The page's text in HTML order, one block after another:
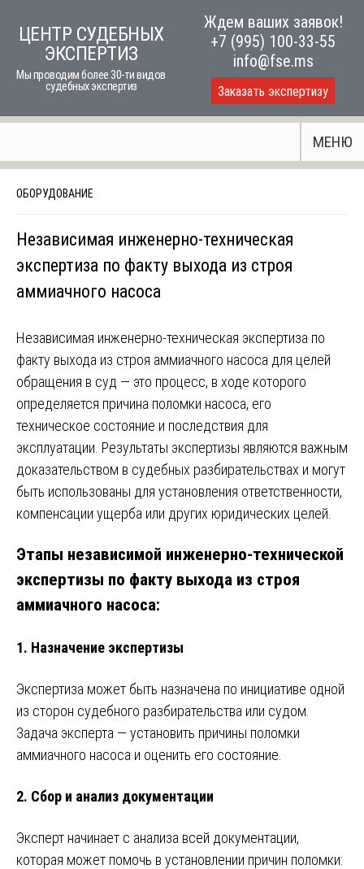
ЦЕНТР СУДЕБНЫХ
ЭКСПЕРТИЗ
Мы проводим более 30-ти видов
судебных экспертиз
Ждем ваших заявок!
+7 (995) 100-33-55
info@fse.ms
Заказать экспертизу
МЕНЮ
ОБОРУДОВАНИЕ
Независимая инженерно-техническая
экспертиза по факту выхода из строя
аммиачного насоса
Независимая инженерно-техническая экспертиза по
факту выхода из строя аммиачного насоса для целей
обращения в суд — это процесс, в ходе которого
определяется причина поломки насоса, его
техническое состояние и последствия для
эксплуатации. Результаты экспертизы являются важным
доказательством в судебных разбирательствах и могут
быть использованы для установления ответственности,
компенсации ущерба или других юридических целей.
Этапы независимой инженерно-технической
экспертизы по факту выхода из строя
аммиачного насоса:
1. Назначение экспертизы
Экспертиза может быть назначена по инициативе одной
из сторон судебного разбирательства или судом.
Задача эксперта — установить причины поломки
аммиачного насоса и оценить его состояние.
2. Сбор и анализ документации
Эксперт начинает с анализа всей документации,
которая может помочь в установлении причин поломки: